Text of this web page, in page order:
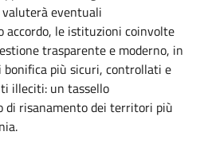
valuterà eventuali
accordo, le istituzioni coinvolte
trasparente e moderno, in
più sicuri, controllati e
illeciti: un tassello
di risanamento dei territori più